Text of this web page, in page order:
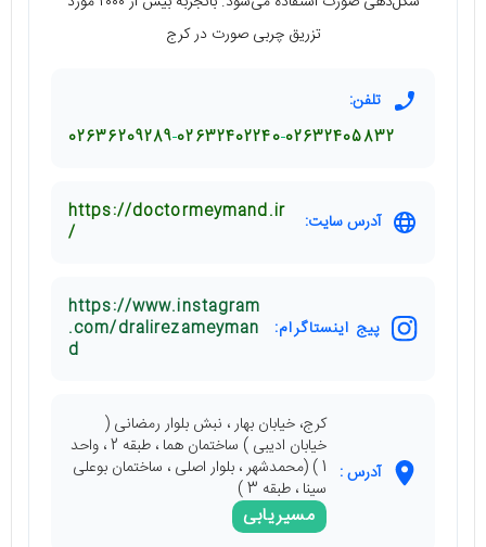
تزریق چربی صورت در کرج
تلفن:
02632405832
02632402240
02636209289
آدرس سایت:
https://doctormeymand.ir
/
پیج اینستاگرام:
https://www.instagram
.com/dralirezameyman
d
آدرس :
کرج، خیابان بهار ، نبش بلوار رمضانی (
خیابان ادیبی ) ساختمان هما ، طبقه 2 ، واحد
1 ) (محمدشهر ، بلوار اصلی ، ساختمان بوعلی
سینا ، طبقه 3 )
مسیریابی